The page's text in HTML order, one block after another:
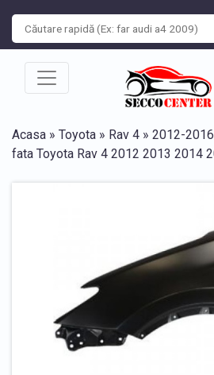
Acasa » Toyota » Rav 4 » 2012-2016
fata Toyota Rav 4 2012 2013 2014